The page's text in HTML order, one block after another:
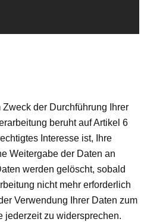
der Durchführung Ihrer
beruht auf Artikel 6
Interesse ist, Ihre
Weitergabe der Daten an
werden gelöscht, sobald
nicht mehr erforderlich
Verwendung Ihrer Daten zum
jederzeit zu widersprechen.